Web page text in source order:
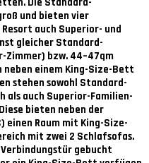
und bieten vier
auch Superior- und
gleicher Standard-
Zimmer) bzw. 44–47qm
neben einem King-Size-Bett
stehen sowohl Standard-
als auch Superior-Familien-
bieten neben der
einen Raum mit King-Size-
mit zwei 2 Schlafsofas.
gebucht